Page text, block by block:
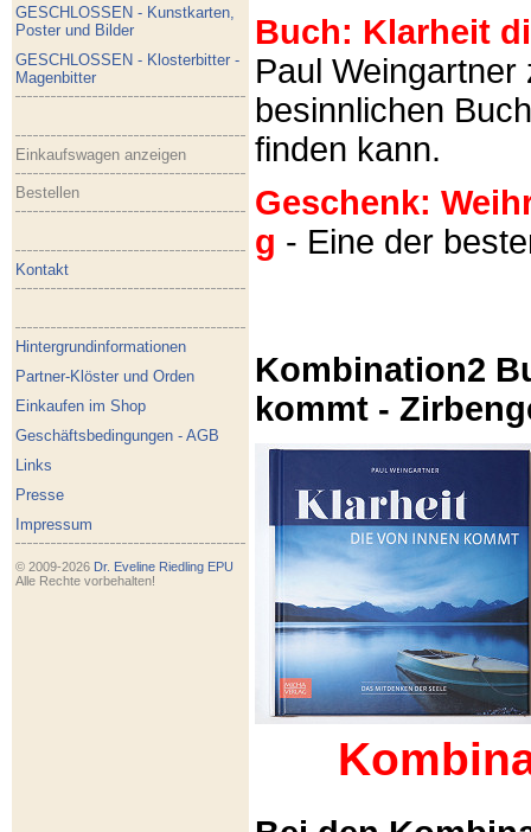
GESCHLOSSEN - Kunstkarten,
Poster und Bilder
GESCHLOSSEN - Klosterbitter -
Magenbitter
Einkaufswagen anzeigen
Bestellen
Kontakt
Hintergrundinformationen
Partner-Klöster und Orden
Einkaufen im Shop
Geschäftsbedingungen - AGB
Links
Presse
Impressum
© 2009-2026 Dr. Eveline Riedling EPU
Alle Rechte vorbehalten!
Buch: Klarheit
Paul
besinnlichen
finden kann.
Geschenk:
g - Eine der
Kombination2
kommt -